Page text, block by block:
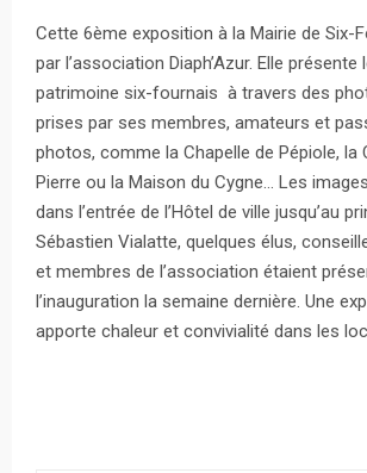
Cette 6ème exposition à la Mairie de Six-
par l’association Diaph’Azur. Elle
patrimoine six-fournais à travers des
prises par ses membres, amateurs et
photos, comme la Chapelle de Pépiole, la
Pierre ou la Maison du Cygne… Les
dans l’entrée de l’Hôtel de ville jusqu’au
Sébastien Vialatte, quelques élus,
et membres de l’association étaient
l’inauguration la semaine dernière. Une
apporte chaleur et convivialité dans les